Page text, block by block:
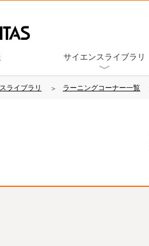
サイエンスライブラリ
ライブラリ ラーニングコーナー一覧